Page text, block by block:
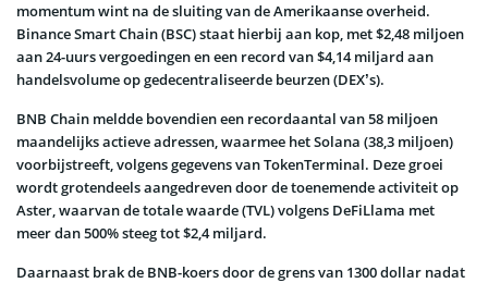
momentum wint na de sluiting van de Amerikaanse overheid.
Binance Smart Chain (BSC) staat hierbij aan kop, met $2,48 miljoen
aan 24-uurs vergoedingen en een record van $4,14 miljard aan
handelsvolume op gedecentraliseerde beurzen (DEX’s).
BNB Chain meldde bovendien een recordaantal van 58 miljoen
maandelijks actieve adressen, waarmee het Solana (38,3 miljoen)
voorbijstreeft, volgens gegevens van TokenTerminal. Deze groei
wordt grotendeels aangedreven door de toenemende activiteit op
Aster, waarvan de totale waarde (TVL) volgens DeFiLlama met
meer dan 500% steeg tot $2,4 miljard.
Daarnaast brak de BNB-koers door de grens van 1300 dollar nadat